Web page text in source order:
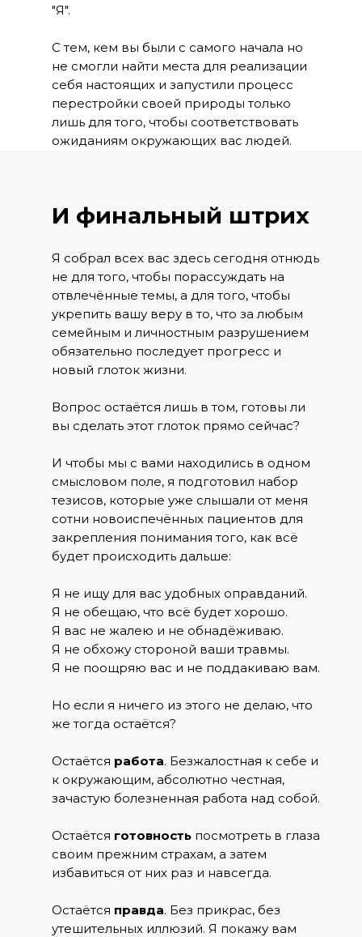
"Я".
С тем, кем вы были с самого начала но
не смогли найти места для реализации
себя настоящих и запустили процесс
перестройки своей природы только
лишь для того, чтобы соответствовать
ожиданиям окружающих вас людей.
И финальный штрих
Я собрал всех вас здесь сегодня отнюдь
не для того, чтобы порассуждать на
отвлечённые темы, а для того, чтобы
укрепить вашу веру в то, что за любым
семейным и личностным разрушением
обязательно последует прогресс и
новый глоток жизни.
Вопрос остаётся лишь в том, готовы ли
вы сделать этот глоток прямо сейчас?
И чтобы мы с вами находились в одном
смысловом поле, я подготовил набор
тезисов, которые уже слышали от меня
сотни новоиспечённых пациентов для
закрепления понимания того, как всё
будет происходить дальше:
Я не ищу для вас удобных оправданий.
Я не обещаю, что всё будет хорошо.
Я вас не жалею и не обнадёживаю.
Я не обхожу стороной ваши травмы.
Я не поощряю вас и не поддакиваю вам.
Но если я ничего из этого не делаю, что
же тогда остаётся?
Остаётся работа. Безжалостная к себе и
к окружающим, абсолютно честная,
зачастую болезненная работа над собой.
Остаётся готовность посмотреть в глаза
своим прежним страхам, а затем
избавиться от них раз и навсегда.
Остаётся правда. Без прикрас, без
утешительных иллюзий. Я покажу вам